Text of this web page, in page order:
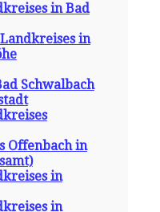
in Bad
in
Schwalbach
Offenbach in
in
in